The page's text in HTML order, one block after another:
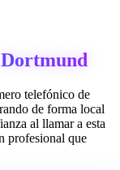
Dortmund
telefónico de
de forma local
al llamar a esta
profesional que